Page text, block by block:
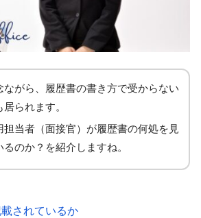
ながら、履歴書の書き方で受からない
居られます。
担当者（面接官）が履歴書の何処を見
るのか？を紹介しますね。
されているか